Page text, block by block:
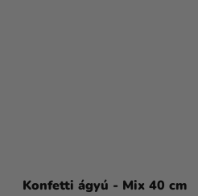
Konfetti ágyú - Mix 40 cm